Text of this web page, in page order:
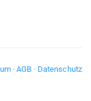
·AGB · Datenschutz